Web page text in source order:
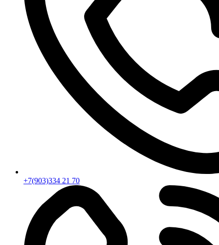
+7(903)334 21 70